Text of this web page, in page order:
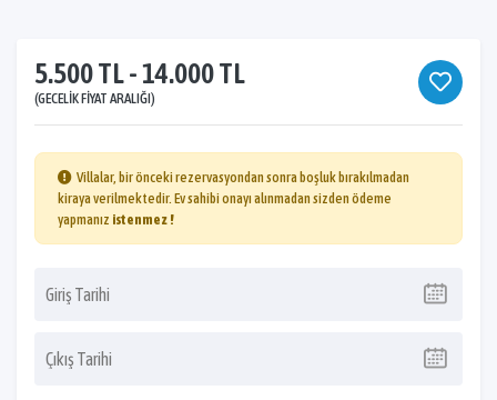
5.500 TL - 14.000 TL
(GECELIK FIYAT ARALIĞI)
Villalar, bir önceki rezervasyondan sonra boşluk bırakılmadan
kiraya verilmektedir. Ev sahibi onayı alınmadan sizden ödeme
yapmanız istenmez !